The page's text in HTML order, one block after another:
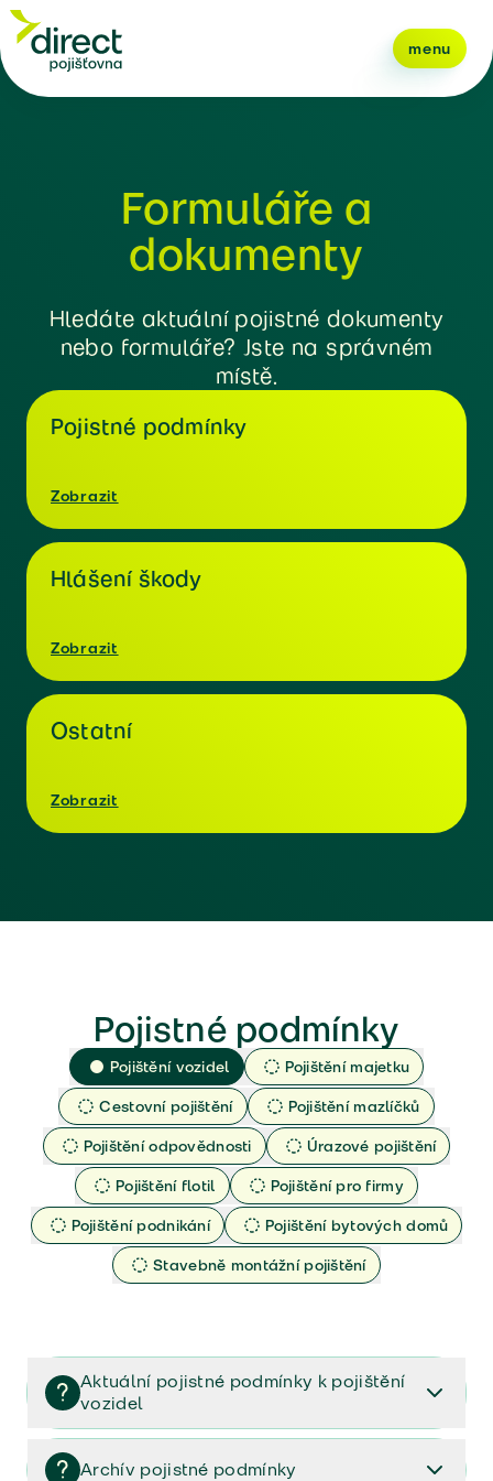
menu
Formuláře a
dokumenty
Hledáte aktuální pojistné dokumenty
nebo formuláře? Jste na správném
místě.
Pojistné podmínky
Zobrazit
Hlášení škody
Zobrazit
Ostatní
Zobrazit
Pojistné podmínky
Pojištění vozidel
Pojištění majetku
Cestovní pojištění
Pojištění mazlíčků
Pojištění odpovědnosti
Úrazové pojištění
Pojištění flotil
Pojištění pro firmy
Pojištění podnikání
Pojištění bytových domů
Stavebně montážní pojištění
Aktuální pojistné podmínky k pojištění
vozidel
Pojištění vozidel/Pojistné podmínky a vše důležité ke
smlouvě (PDF)
Archív pojistné podmínky